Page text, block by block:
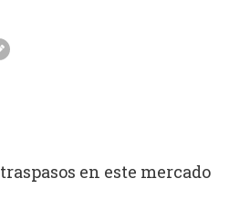
en este mercado